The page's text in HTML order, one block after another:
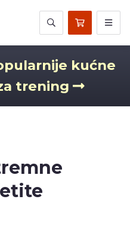
kućne
trening